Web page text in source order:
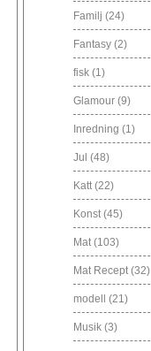
Familj (24)
Fantasy (2)
fisk (1)
Glamour (9)
Inredning (1)
Jul (48)
Katt (22)
Konst (45)
Mat (103)
Mat Recept (32)
modell (21)
Musik (3)